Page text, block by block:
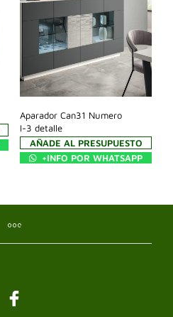
Aparador Can31 Numero
I-3 detalle
AÑADE AL PRESUPUESTO
+INFO POR WHATSAPP